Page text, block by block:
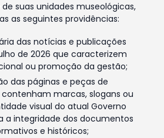
suas unidades museológicas,
as seguintes providências:
das notícias e publicações
de 2026 que caracterizem
ou promoção da gestão;
das páginas e peças de
marcas, slogans ou
visual do atual Governo
a integridade dos documentos
e históricos;